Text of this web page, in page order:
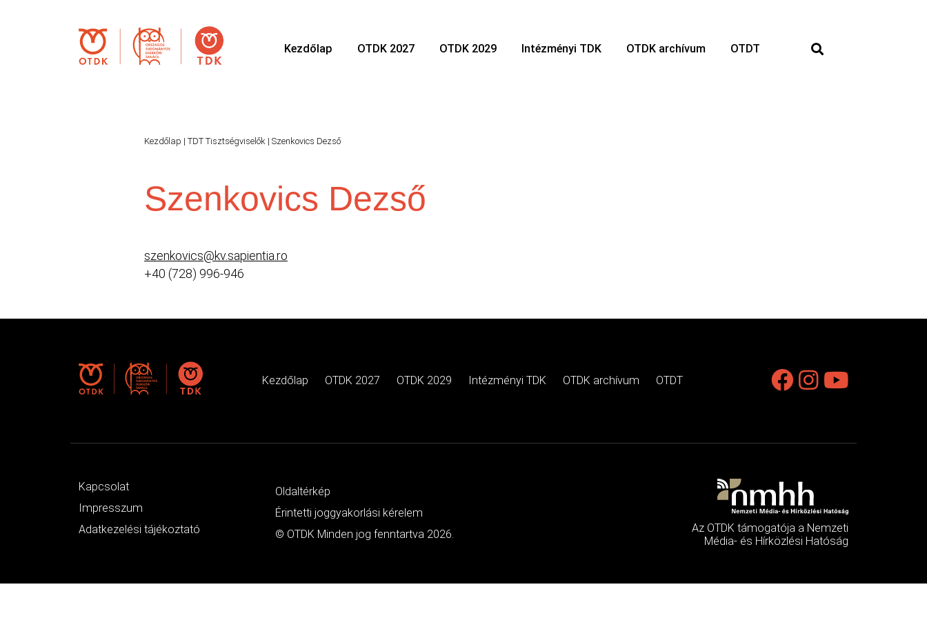
Kezdőlap OTDK 2027 OTDK 2029 Intézményi TDK OTDK archívum OTDT
Kezdőlap | TDT Tisztségviselők | Szenkovics Dezső
Szenkovics Dezső
szenkovics@kv.sapientia.ro
+40 (728) 996-946
Kezdőlap OTDK 2027 OTDK 2029 Intézményi TDK OTDK archívum OTDT
Kapcsolat
Impresszum
Adatkezelési tájékoztató
Oldaltérkép
Érintetti joggyakorlási kérelem
© OTDK Minden jog fenntartva 2026.
Az OTDK támogatója a Nemzeti
Média- és Hírközlési Hatóság